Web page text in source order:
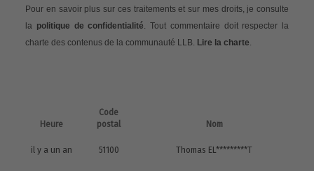
Pour en savoir plus sur ces traitements et sur mes droits, je consulte
la politique de confidentialité. Tout commentaire doit respecter la
charte des contenus de la communauté LLB. Lire la charte.
Heure
Code
postal
Nom
il y a un an 51100 Thomas EL*********T